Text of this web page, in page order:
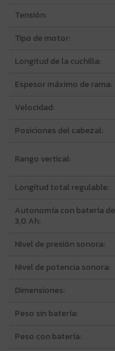
Tensión:
Tipo de motor:
Longitud de la cuchilla:
Espesor máximo de rama:
Velocidad:
Posiciones del cabezal:
Rango vertical:
Longitud total regulable:
Autonomía con batería de
3,0 Ah:
Nivel de presión sonora:
Nivel de potencia sonora:
Dimensiones:
Peso sin batería:
Peso con batería: